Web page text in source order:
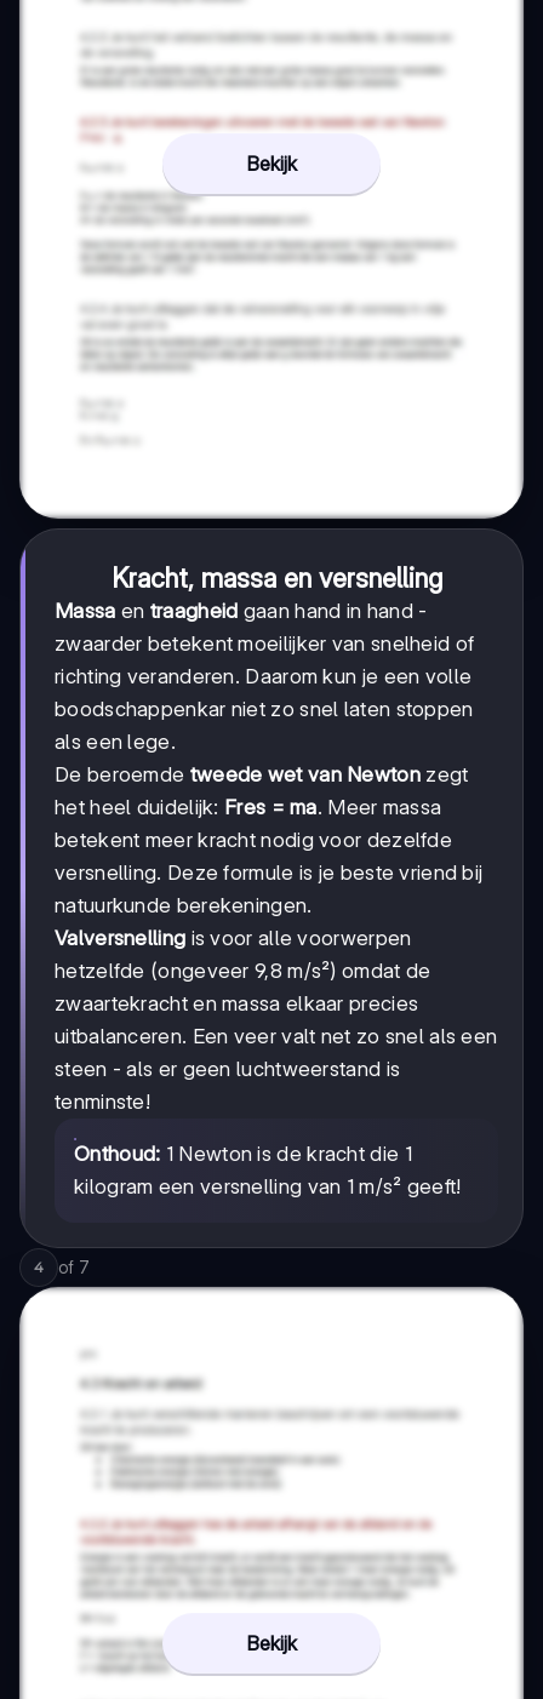
Bekijk
Kracht, massa en versnelling
Massa en traagheid gaan hand in hand -
zwaarder betekent moeilijker van snelheid of
richting veranderen. Daarom kun je een volle
boodschappenkar niet zo snel laten stoppen
als een lege.
De beroemde tweede wet van Newtonzegt
het heel duidelijk: Fres = ma. Meer massa
betekent meer kracht nodig voor dezelfde
versnelling. Deze formule is je beste vriend bij
natuurkunde berekeningen.
Valversnelling is voor alle voorwerpen
hetzelfde (ongeveer 9,8 m/s²) omdat de
zwaartekracht en massa elkaar precies
uitbalanceren. Een veer valt net zo snel als een
steen - als er geen luchtweerstand is
tenminste!
Onthoud: 1 Newton is de kracht die 1
kilogram een versnelling van 1 m/s² geeft!
4 of 7
Bekijk